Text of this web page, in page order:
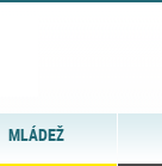
MLÁDEŽ